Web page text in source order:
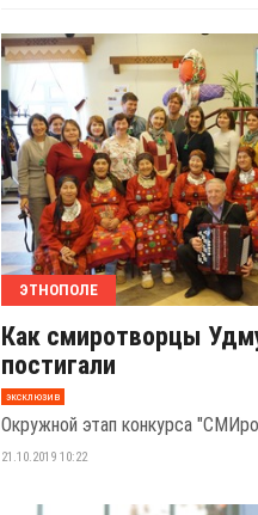
ЭТНОПОЛЕ
Как смиротворцы
постигали
эксклюзив
Окружной этап конкурса
21.10.2019 10:22